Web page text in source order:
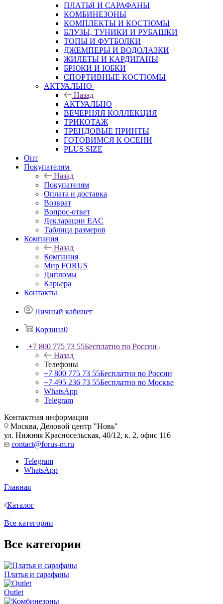
ПЛАТЬЯ И САРАФАНЫ
КОМБИНЕЗОНЫ
КОМПЛЕКТЫ И КОСТЮМЫ
БЛУЗЫ, ТУНИКИ И РУБАШКИ
ТОПЫ И ФУТБОЛКИ
ДЖЕМПЕРЫ И ВОДОЛАЗКИ
ЖИЛЕТЫ И КАРДИГАНЫ
БРЮКИ И ЮБКИ
СПОРТИВНЫЕ КОСТЮМЫ
АКТУАЛЬНО
Назад
АКТУАЛЬНО
ВЕЧЕРНЯЯ КОЛЛЕКЦИЯ
ТРИКОТАЖ
ТРЕНДОВЫЕ ПРИНТЫ
ГОТОВИМСЯ К ОСЕНИ
PLUS SIZE
Опт
Покупателям
Назад
Покупателям
Оплата и доставка
Возврат
Вопрос-ответ
Декларации EAC
Таблица размеров
Компания
Назад
Компания
Мир FORUS
Дипломы
Карьера
Контакты
Личный кабинет
Корзина0
+7 800 775 73 55Бесплатно по России
Назад
Телефоны
+7 800 775 73 55Бесплатно по России
+7 495 236 73 55Бесплатно по Москве
WhatsApp
Telegram
Контактная информация
Москва, Деловой центр "Новь"
ул. Нижняя Красносельская, 40/12, к. 2, офис 116
contact@forus-m.ru
Telegram
WhatsApp
Главная
—
Каталог
—
Все категории
Все категории
Платья и сарафаны
Outlet